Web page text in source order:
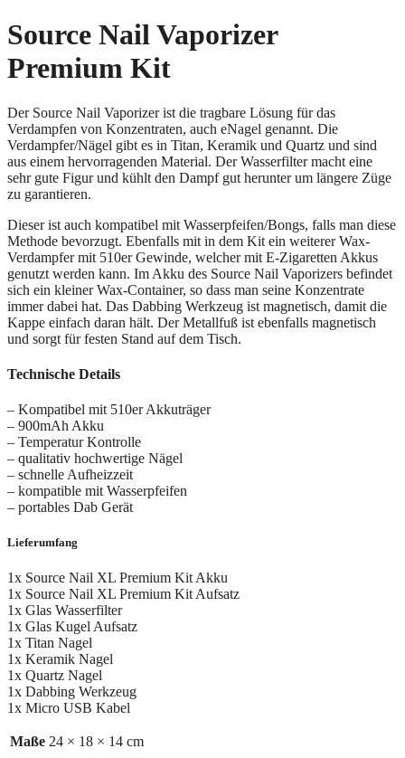
Source Nail Vaporizer
Premium Kit
Der Source Nail Vaporizer ist die tragbare Lösung für das
Verdampfen von Konzentraten, auch eNagel genannt. Die
Verdampfer/Nägel gibt es in Titan, Keramik und Quartz und sind
aus einem hervorragenden Material. Der Wasserfilter macht eine
sehr gute Figur und kühlt den Dampf gut herunter um längere Züge
zu garantieren.
Dieser ist auch kompatibel mit Wasserpfeifen/Bongs, falls man diese
Methode bevorzugt. Ebenfalls mit in dem Kit ein weiterer Wax-
Verdampfer mit 510er Gewinde, welcher mit E-Zigaretten Akkus
genutzt werden kann. Im Akku des Source Nail Vaporizers befindet
sich ein kleiner Wax-Container, so dass man seine Konzentrate
immer dabei hat. Das Dabbing Werkzeug ist magnetisch, damit die
Kappe einfach daran hält. Der Metallfuß ist ebenfalls magnetisch
und sorgt für festen Stand auf dem Tisch.
Technische Details
– Kompatibel mit 510er Akkuträger
– 900mAh Akku
– Temperatur Kontrolle
– qualitativ hochwertige Nägel
– schnelle Aufheizzeit
– kompatible mit Wasserpfeifen
– portables Dab Gerät
Lieferumfang
1x Source Nail XL Premium Kit Akku
1x Source Nail XL Premium Kit Aufsatz
1x Glas Wasserfilter
1x Glas Kugel Aufsatz
1x Titan Nagel
1x Keramik Nagel
1x Quartz Nagel
1x Dabbing Werkzeug
1x Micro USB Kabel
Maße 24 × 18 × 14 cm